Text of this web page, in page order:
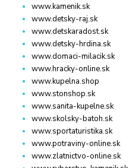
www.kamenik.sk
www.detsky-raj.sk
www.detskaradost.sk
www.detsky-hrdina.sk
www.domaci-milacik.sk
www.hracky-online.sk
www.kupelna.shop
www.stonshop.sk
www.sanita-kupelne.sk
www.skolsky-batoh.sk
www.sportaturistika.sk
www.potraviny-online.sk
www.zlatnictvo-online.sk